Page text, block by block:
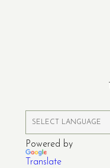
Powered by
Translate